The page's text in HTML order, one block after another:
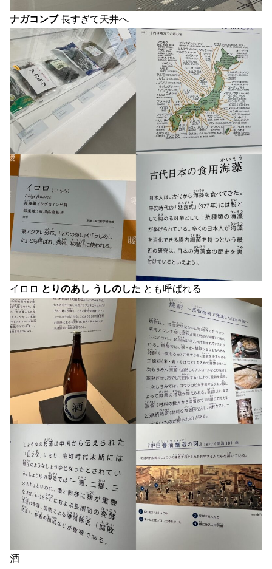
ナガコンブ長すぎて天井へ
イロロ とりのあし うしのした とも呼ばれる
酒